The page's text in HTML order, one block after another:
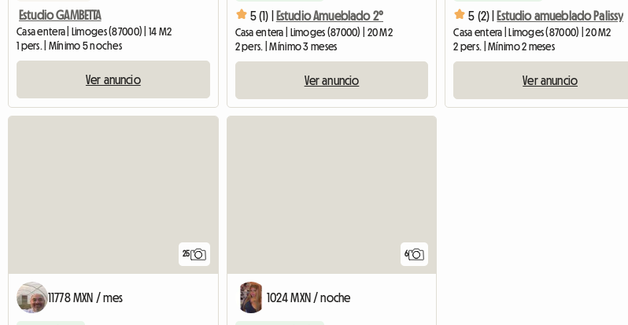
Estudio GAMBETTA
Casa entera | Limoges (87000) | 14 M2
1 pers. | Mínimo 5 noches
Ver anuncio
5 (1) | Estudio Amueblado 2°
Casa entera | Limoges (87000) | 20 M2
2 pers. | Mínimo 3 meses
Ver anuncio
5 (2) | Estudio amueblado Palissy
Casa entera | Limoges (87000) | 20 M2
2 pers. | Mínimo 2 meses
Ver anuncio
25
11778 MXN / mes
6
1024 MXN / noche